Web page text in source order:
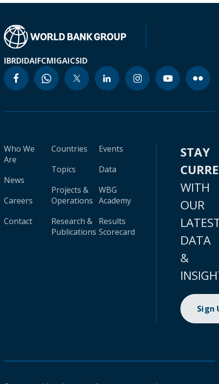
IBRDIDAIFCMIGAICSID
Who We
Are
News
Careers
Contact
Countries
Topics
Projects &
Operations
Research &
Publications
Events
Data
WBG
Academy
Results
Scorecard
STAY
WITH
OUR
DATA
&
Sign